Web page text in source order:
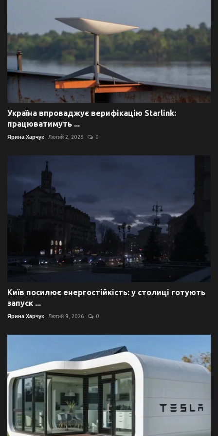
Україна впроваджує верифікацію Starlink:
працюватимуть ...
Ярина Харчук Лютий 2, 2026 0
Київ посилює енергостійкість: у столиці готують
запуск ...
Ярина Харчук Лютий 9, 2026 0